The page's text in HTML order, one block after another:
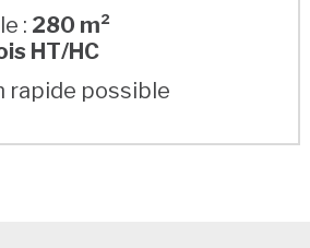
: 280 m²
HT/HC
rapide possible